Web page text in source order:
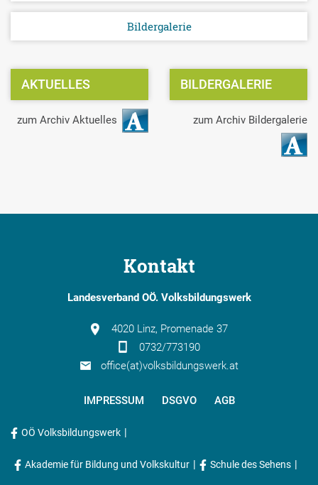
Bildergalerie
AKTUELLES
zum Archiv Aktuelles
BILDERGALERIE
zum Archiv Bildergalerie
Kontakt
Landesverband OÖ. Volksbildungswerk
4020 Linz, Promenade 37
0732/773190
office(at)volksbildungswerk.at
IMPRESSUM DSGVO AGB
OÖ Volksbildungswerk |
Akademie für Bildung und Volkskultur | Schule des Sehens |